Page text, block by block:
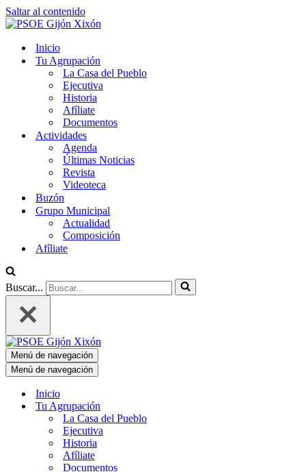
Saltar al contenido
Inicio
Tu Agrupación
La Casa del Pueblo
Ejecutiva
Historia
Afíliate
Documentos
Actividades
Agenda
Últimas Noticias
Revista
Videoteca
Buzón
Grupo Municipal
Actualidad
Composición
Afíliate
Buscar...
Menú de navegación
Menú de navegación
Inicio
Tu Agrupación
La Casa del Pueblo
Ejecutiva
Historia
Afíliate
Documentos